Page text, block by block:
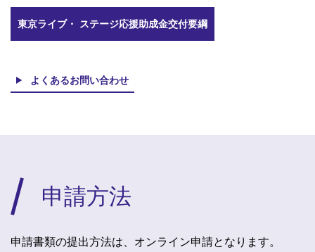
東京ライブ・ ステージ応援助成金交付要綱
よくあるお問い合わせ
申請方法
申請書類の提出方法は、オンライン申請となります。